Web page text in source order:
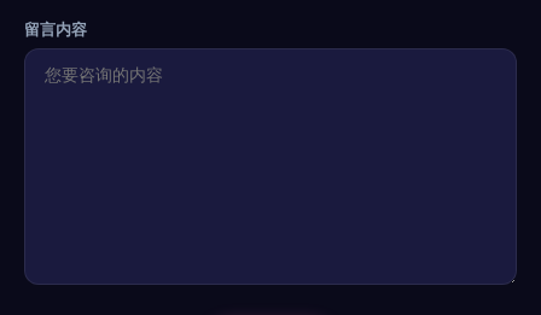
留言内容